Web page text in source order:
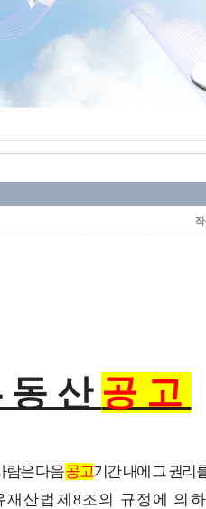
산 공고
람은 다음공고기간 내에 그 권리
산법제8조의 규정에 의하